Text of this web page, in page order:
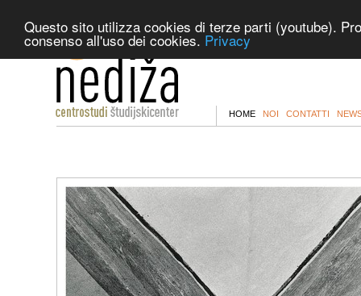
Questo sito utilizza cookies di terze parti (youtube).
consenso all'uso dei cookies. Privacy
HOME NOI CONTATTI